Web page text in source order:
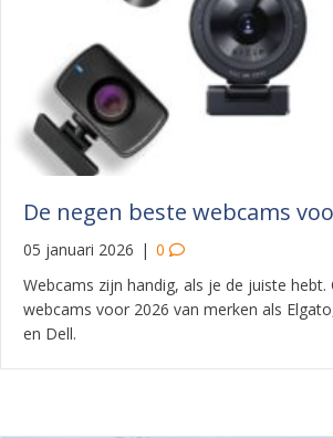
De negen beste webcams
05 januari 2026 | 0
Webcams zijn handig, als je de juiste hebt.
webcams voor 2026 van merken als
en Dell.